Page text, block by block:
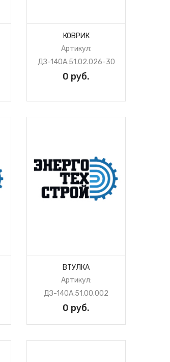
КОВРИК
Артикул:
ДЗ-140А.51.02.026-30
0 руб.
ВТУЛКА
Артикул:
ДЗ-140А.51.00.002
0 руб.